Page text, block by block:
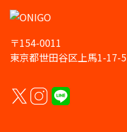
〒154-0011
東京都世田谷区上馬1-17-5